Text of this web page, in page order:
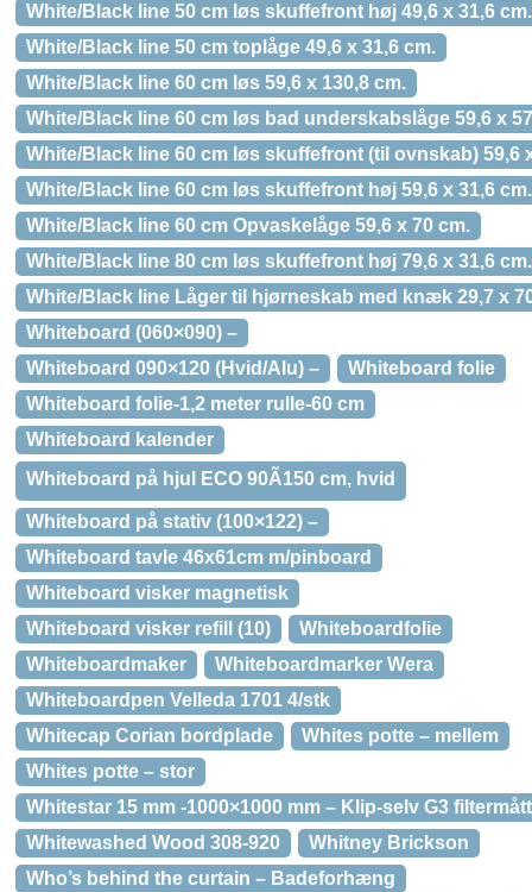
White/Black line 50 cm løs skuffefront høj 49,6 x 31,6 cm.
White/Black line 50 cm toplåge 49,6 x 31,6 cm.
White/Black line 60 cm løs 59,6 x 130,8 cm.
White/Black line 60 cm løs bad underskabslåge 59,6 x
White/Black line 60 cm løs skuffefront (til ovnskab) 59,6
White/Black line 60 cm løs skuffefront høj 59,6 x 31,6 cm.
White/Black line 60 cm Opvaskelåge 59,6 x 70 cm.
White/Black line 80 cm løs skuffefront høj 79,6 x 31,6 cm.
White/Black line Låger til hjørneskab med knæk 29,7 x
Whiteboard (060×090) –
Whiteboard 090×120 (Hvid/Alu) –
Whiteboard folie
Whiteboard folie-1,2 meter rulle-60 cm
Whiteboard kalender
Whiteboard på hjul ECO 90Ã150 cm, hvid
Whiteboard på stativ (100×122) –
Whiteboard tavle 46x61cm m/pinboard
Whiteboard visker magnetisk
Whiteboard visker refill (10)
Whiteboardfolie
Whiteboardmaker
Whiteboardmarker Wera
Whiteboardpen Velleda 1701 4/stk
Whitecap Corian bordplade
Whites potte – mellem
Whites potte – stor
Whitestar 15 mm -1000×1000 mm – Klip-selv G3
Whitewashed Wood 308-920
Whitney Brickson
Who’s behind the curtain – Badeforhæng